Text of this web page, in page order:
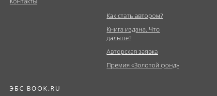
Как стать автором?
Книга издана. Что
дальше?
Авторская заявка
Премия «Золотой фонд»
ЭБС BOOK.RU